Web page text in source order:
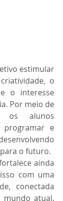
estimular
o
o interesse
Por meio de
os alunos
programar e
o futuro.
ainda
com uma
conectada
mundo atual.